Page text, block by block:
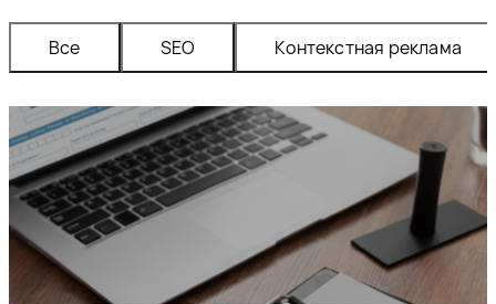
Все SEO контекстная реклама